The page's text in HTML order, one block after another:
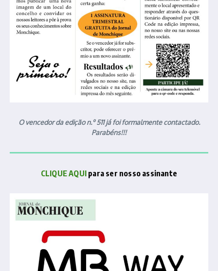
O vencedor da edição n.º 511 já foi formalmente contactado.
Parabéns!!!
CLIQUE AQUI para ser nosso assinante